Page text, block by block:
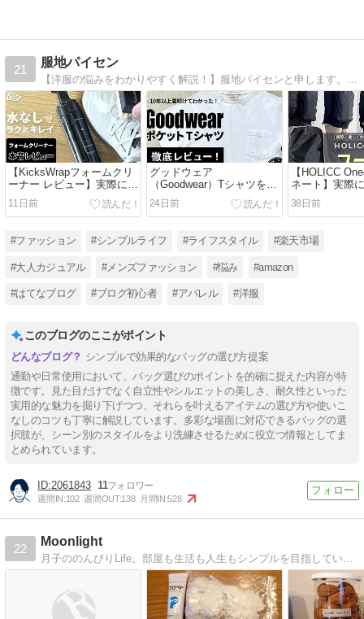
21
服地パイセン
【KicksWrapフォームクリ
ーナー レビュー】実際に使
った本音評価｜汚れは落ち
る？メリット・デメリット
を徹底解説
11日前
グッドウェア
（Goodwear）Tシャツをレ
ビュー｜実際に着て感じた
メリット・デメリットを本
音で紹介
24日前
【HOLICC
ネート】実際
かった相性の
38日前
#ファッション #シンプルライフ #ライフスタイル #楽天市場
#大人カジュアル #メンズファッション #悩み #amazon
#はてなブログ #ブログ初心者 #アパレル #洋服
このブログのここがポイント
シンプルで効果的なバッグの選び方提案
通勤や日常使用において、バッグ選びのポイントを的確に捉えた内容が特
徴です。見た目だけでなく自立性やシルエットの美しさ、耐久性といった
実用的な魅力を掘り下げつつ、それらを叶えるアイテムの選び方や使いこ
なしのコツも丁寧に解説しています。多彩な場面に対応できるバッグの選
択肢が、シーン別のスタイルをより洗練させるために役立つ情報としてま
とめられています。
2061843 11
週間IN:102 週間OUT:138 月間IN:528
22
Moonlight